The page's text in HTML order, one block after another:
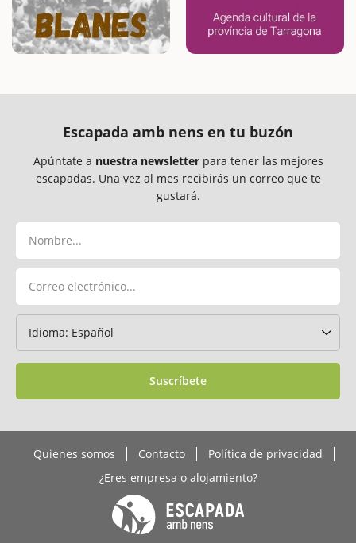
Escapada amb nens en tu buzón
Apúntate a nuestra newsletterpara tener las mejores
escapadas. Una vez al mes recibirás un correo que te
gustará.
Suscríbete
Quienes somos Contacto
Política de privacidad
¿Eres empresa o alojamiento?